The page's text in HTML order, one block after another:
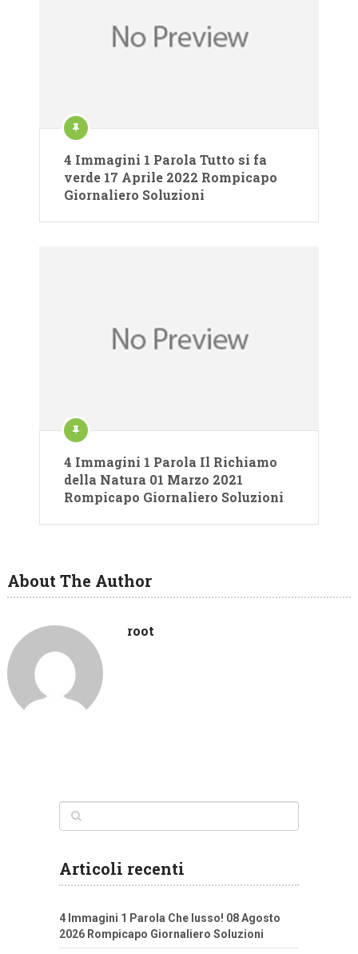
4 Immagini 1 Parola Tutto si fa
verde 17 Aprile 2022 Rompicapo
Giornaliero Soluzioni
4 Immagini 1 Parola Il Richiamo
della Natura 01 Marzo 2021
Rompicapo Giornaliero Soluzioni
About The Author
root
Articoli recenti
4 Immagini 1 Parola Che lusso! 08 Agosto
2026 Rompicapo Giornaliero Soluzioni